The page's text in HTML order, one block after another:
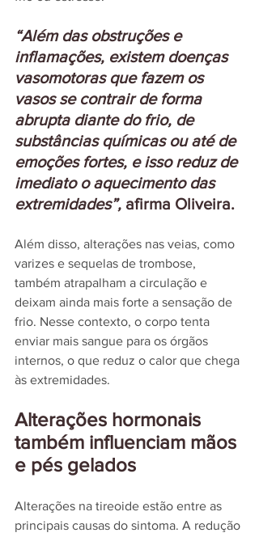
“Além das obstruções e
inflamações, existem doenças
vasomotoras que fazem os
vasos se contrair de forma
abrupta diante do frio, de
substâncias químicas ou até de
emoções fortes, e isso reduz de
imediato o aquecimento das
extremidades”, afirma Oliveira.
Além disso, alterações nas veias, como
varizes e sequelas de trombose,
também atrapalham a circulação e
deixam ainda mais forte a sensação de
frio. Nesse contexto, o corpo tenta
enviar mais sangue para os órgãos
internos, o que reduz o calor que chega
às extremidades.
Alterações hormonais
também influenciam mãos
e pés gelados
Alterações na tireoide estão entre as
principais causas do sintoma. A redução